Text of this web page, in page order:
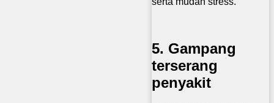
5. Gampang
terserang
penyakit